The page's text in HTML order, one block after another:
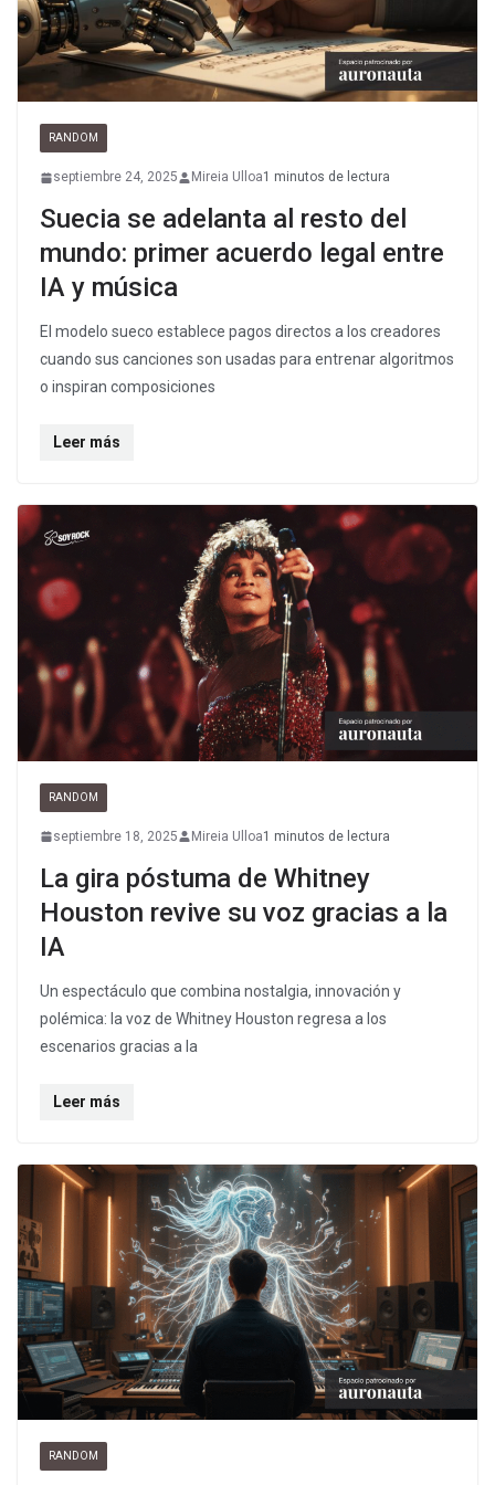
RANDOM
septiembre 24, 2025 Mireia Ulloa1 minutos de lectura
Suecia se adelanta al resto del
mundo: primer acuerdo legal entre
IA y música
El modelo sueco establece pagos directos a los creadores
cuando sus canciones son usadas para entrenar algoritmos
o inspiran composiciones
Leer más
RANDOM
septiembre 18, 2025 Mireia Ulloa1 minutos de lectura
La gira póstuma de Whitney
Houston revive su voz gracias a la
IA
Un espectáculo que combina nostalgia, innovación y
polémica: la voz de Whitney Houston regresa a los
escenarios gracias a la
Leer más
RANDOM